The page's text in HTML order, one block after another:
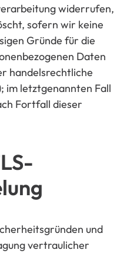
widerrufen,
sofern wir keine
Gründe für die
Daten
handelsrechtliche
im letztgenannten Fall
Fortfall dieser
und
vertraulicher